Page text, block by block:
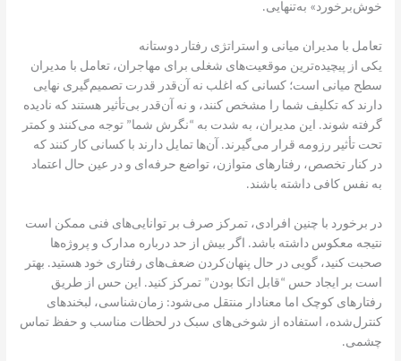
خوش‌برخورد» به‌تنهایی.
تعامل با مدیران میانی و استراتژی رفتار دوستانه
یکی از پیچیده‌ترین موقعیت‌های شغلی برای مهاجران، تعامل با مدیران
سطح میانی است؛ کسانی که اغلب نه آن‌قدر قدرت تصمیم‌گیری نهایی
دارند که تکلیف شما را مشخص کنند، و نه آن‌قدر بی‌تأثیر هستند که نادیده
گرفته شوند. این مدیران، به شدت به “نگرش شما” توجه می‌کنند و کمتر
تحت تأثیر رزومه قرار می‌گیرند. آن‌ها تمایل دارند با کسانی کار کنند که
در کنار تخصص، رفتارهای متوازن، تواضع حرفه‌ای و در عین حال اعتماد
به نفس کافی داشته باشند.
در برخورد با چنین افرادی، تمرکز صرف بر توانایی‌های فنی ممکن است
نتیجه معکوس داشته باشد. اگر بیش از حد درباره مدارک و پروژه‌ها
صحبت کنید، گویی در حال پنهان‌کردن ضعف‌های رفتاری خود هستید. بهتر
است بر ایجاد حس “قابل اتکا بودن” تمرکز کنید. این حس از طریق
رفتارهای کوچک اما معنادار منتقل می‌شود: زمان‌شناسی، لبخندهای
کنترل‌شده، استفاده از شوخی‌های سبک در لحظات مناسب و حفظ تماس
چشمی.